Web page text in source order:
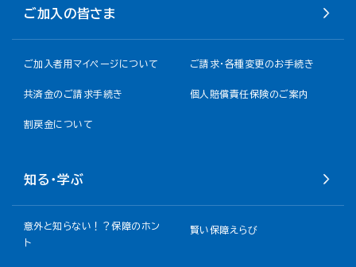
ご加入の皆さま
ご加入者用マイページについて ご請求・各種変更のお手続き
共済金のご請求手続き 個人賠償責任保険のご案内
割戻金について​
知る・学ぶ
意外と知らない！？保障のホン
ト
賢い保障えらび